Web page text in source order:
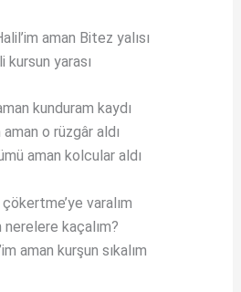
aman Bitez yalısı
yarası
kunduram kaydı
o rüzgâr aldı
aman kolcular aldı
varalım
kaçalım?
aman kurşun sıkalım